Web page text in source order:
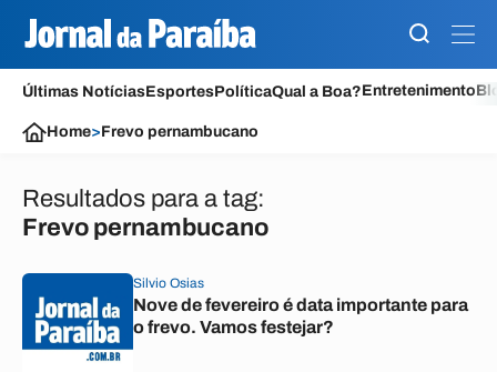
Últimas NotíciasEsportesPolíticaQual a Boa?Entretenimento
Home>Frevo pernambucano
Resultados para a tag:
Frevo pernambucano
Silvio Osias
Nove de fevereiro é data importante para
o frevo. Vamos festejar?